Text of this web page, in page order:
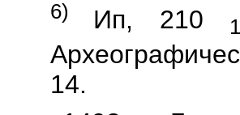
6) Ип, 210
14.